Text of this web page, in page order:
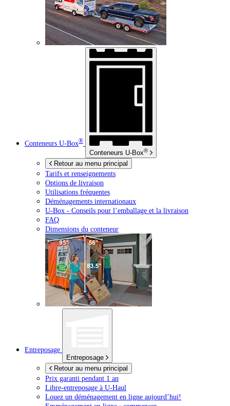
Conteneurs U-Box®
Conteneurs U-Box®
Retour au menu principal
Tarifs et renseignements
Options de livraison
Utilisations fréquentes
Déménagements internationaux
U-Box - Conseils pour l’emballage et la livraison
FAQ
Dimensions du conteneur
Entreposage
Entreposage
Retour au menu principal
Prix garanti pendant 1 an
Libre-entreposage à U-Haul
Louez un déménagement en ligne aujourd’hui!